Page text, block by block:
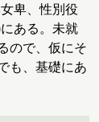
卑、性別役
ある。未就
ので、仮にそ
も、基礎にあ